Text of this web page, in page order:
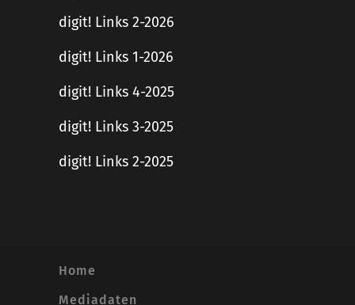
digit! Links 2-2026
digit! Links 1-2026
digit! Links 4-2025
digit! Links 3-2025
digit! Links 2-2025
Home
Mediadaten